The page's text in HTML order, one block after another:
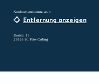
Nordseebernsteinmuseum
Entfernung anzeigen
Dorfstr. 15
25826 St. Peter-Ording